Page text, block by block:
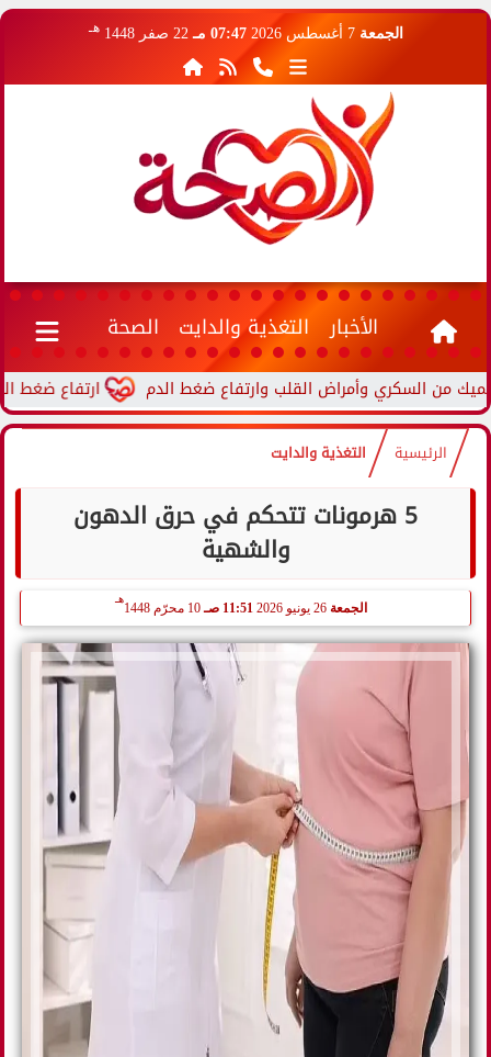
الجمعة 7 أغسطس 2026 07:47 مـ 22 صفر 1448 هـ
الأخبار التغذية والدايت الصحة
ارتفاع ضغط الدم
الرئيسية التغذية والدايت
5 هرمونات تتحكم في حرق الدهون
والشهية
الجمعة 11:51 صـ 10 محرّم 1448
هـ